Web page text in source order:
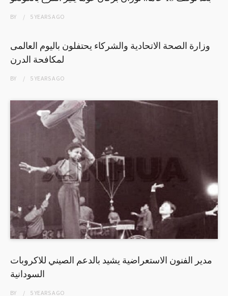
BY 5 YEARSAGO
وزارة الصحة الاتحادية والشركاء يحتفلون باليوم العالمى
لمكافحة الدرن
BY 5 YEARSAGO
مدير الفنون الاستعراضية يشيد بالدعم الصيني للاكروبات
السودانية
BY 5 YEARSAGO